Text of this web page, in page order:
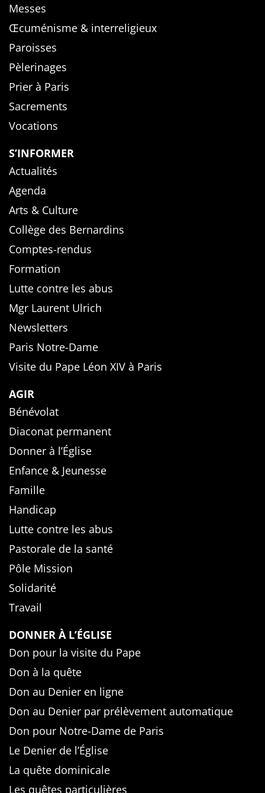
Messes
Œcuménisme & interreligieux
Paroisses
Pèlerinages
Prier à Paris
Sacrements
Vocations
S’INFORMER
Actualités
Agenda
Arts & Culture
Collège des Bernardins
Comptes-rendus
Formation
Lutte contre les abus
Mgr Laurent Ulrich
Newsletters
Paris Notre-Dame
Visite du Pape Léon XIV à Paris
AGIR
Bénévolat
Diaconat permanent
Donner à l’Église
Enfance & Jeunesse
Famille
Handicap
Lutte contre les abus
Pastorale de la santé
Pôle Mission
Solidarité
Travail
DONNER À L’ÉGLISE
Don pour la visite du Pape
Don à la quête
Don au Denier en ligne
Don au Denier par prélèvement automatique
Don pour Notre-Dame de Paris
Le Denier de l’Église
La quête dominicale
Les quêtes particulières